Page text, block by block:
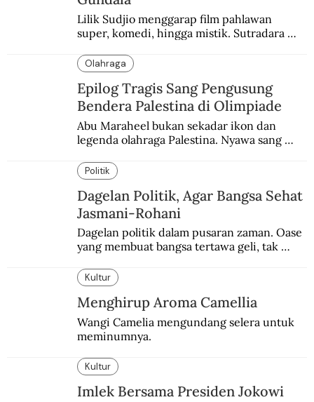
Lilik Sudjio menggarap film pahlawan
super, komedi, hingga mistik. Sutradara
Olahraga
Epilog Tragis Sang Pengusung
Bendera Palestina di Olimpiade
Abu Maraheel bukan sekadar ikon dan
legenda olahraga Palestina. Nyawa sang
memblokade Rafah.
Politik
Dagelan Politik, Agar Bangsa Sehat
Jasmani-Rohani
Dagelan politik dalam pusaran zaman. Oase
yang membuat bangsa tertawa geli, tak
Kultur
Menghirup Aroma Camellia
Wangi Camelia mengundang selera untuk
meminumnya.
Kultur
Imlek Bersama Presiden Jokowi